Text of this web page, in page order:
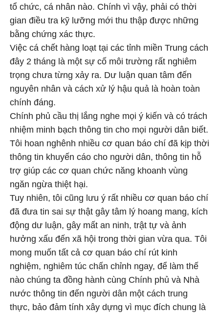
tổ chức, cá nhân nào. Chính vì vậy, phải có thời
gian điều tra kỹ lưỡng mới thu thập được những
bằng chứng xác thực.
Việc cá chết hàng loạt tại các tỉnh miền Trung cách
đây 2 tháng là một sự cố môi trường rất nghiêm
trọng chưa từng xảy ra. Dư luận quan tâm đến
nguyên nhân và cách xử lý hậu quả là hoàn toàn
chính đáng.
Chính phủ cầu thị lắng nghe mọi ý kiến và có trách
nhiệm minh bạch thông tin cho mọi người dân biết.
Tôi hoan nghênh nhiều cơ quan báo chí đã kịp thời
thông tin khuyến cáo cho người dân, thông tin hỗ
trợ giúp các cơ quan chức năng khoanh vùng
ngăn ngừa thiệt hại.
Tuy nhiên, tôi cũng lưu ý rất nhiều cơ quan báo chí
đã đưa tin sai sự thật gây tâm lý hoang mang, kích
động dư luận, gây mất an ninh, trật tự và ảnh
hưởng xấu đến xã hội trong thời gian vừa qua. Tôi
mong muốn tất cả cơ quan báo chí rút kinh
nghiệm, nghiêm túc chấn chỉnh ngay, để làm thế
nào chúng ta đồng hành cùng Chính phủ và Nhà
nước thông tin đến người dân một cách trung
thực, bảo đảm tính xây dựng vì mục đích chung là